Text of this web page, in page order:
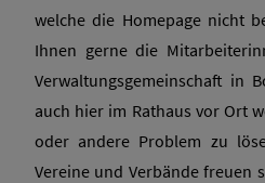
welche die Homepage nicht
Ihnen gerne die
Verwaltungsgemeinschaft in
auch hier im Rathaus vor Ort
oder andere Problem zu
Vereine und Verbände freuen